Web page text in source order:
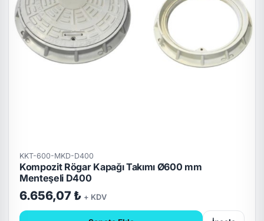
KKT-600-MKD-D400
Kompozit Rögar Kapağı Takımı Ø600 mm
Menteşeli D400
6.656,07 ₺ + KDV